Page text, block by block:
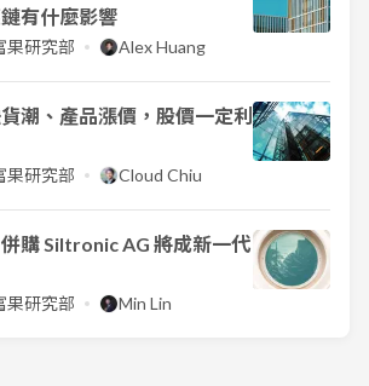
有什麼影響
果研究部 Alex Huang
潮、產品漲價，股價一定利
果研究部 Cloud Chiu
購 Siltronic AG 將成新一代
果研究部 Min Lin